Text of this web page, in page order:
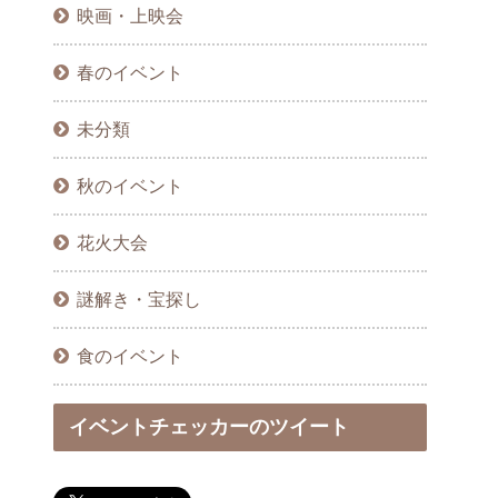
映画・上映会
春のイベント
未分類
秋のイベント
花火大会
謎解き・宝探し
食のイベント
イベントチェッカーのツイート